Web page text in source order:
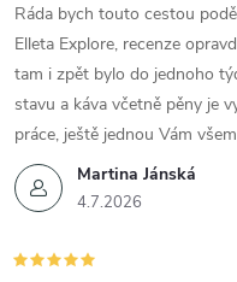
Martina Jánská
4.7.2026
Ráda bych touto cestou
Elleta Explore, recenze
tam i zpět bylo do jednoho
stavu a káva včetně pěny je
práce, ještě jednou Vám